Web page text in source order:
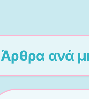
Άρθρα ανά